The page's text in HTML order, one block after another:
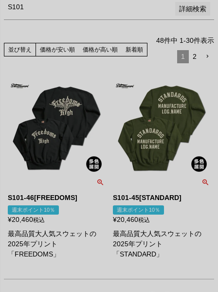
S101 詳細検索
並び替え 価格が安い順 価格が高い順 新着順
48件中 1-30件表示
1 2
S101-46[FREEDOMS]
週末ポイント10％
¥20,460税込
最高品質大人気スウェットの
2025年プリント
「FREEDOMS」
S101-45[STANDARD]
週末ポイント10％
¥20,460税込
最高品質大人気スウェットの
2025年プリント
「STANDARD」